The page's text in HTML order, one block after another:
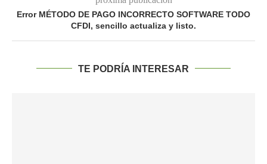
Error MÉTODO DE PAGO INCORRECTO SOFTWARE TODO
CFDI, sencillo actualiza y listo.
TE PODRÍA INTERESAR